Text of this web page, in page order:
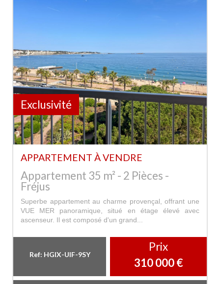
Exclusivité
APPARTEMENT À VENDRE
Appartement 35 m² - 2 Pièces -
Fréjus
Superbe appartement au charme provençal, offrant une
VUE MER panoramique, situé en étage élevé avec
ascenseur. Il est composé d'un grand...
Ref: HGIX-UIF-9SY
Prix
310 000 €